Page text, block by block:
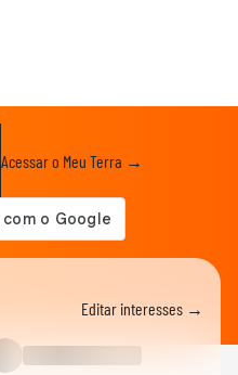
Acessar o Meu Terra →
Editar interesses →